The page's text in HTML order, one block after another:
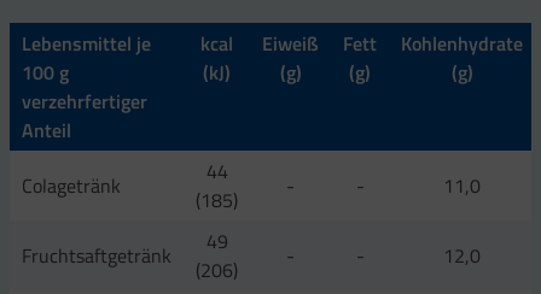
Lebensmittel je
100 g
verzehrfertiger
Anteil
kcal
(kJ)
Eiweiß
(g)
Fett
(g)
Kohlenhydrate
(g)
Colagetränk
44
(185)
- - 11,0
Fruchtsaftgetränk
49
(206)
- - 12,0